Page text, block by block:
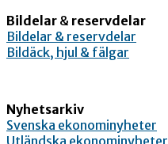
Bildelar & reservdelar
Bildelar & reservdelar
Bildäck, hjul & fälgar
Nyhetsarkiv
Svenska ekonominyheter